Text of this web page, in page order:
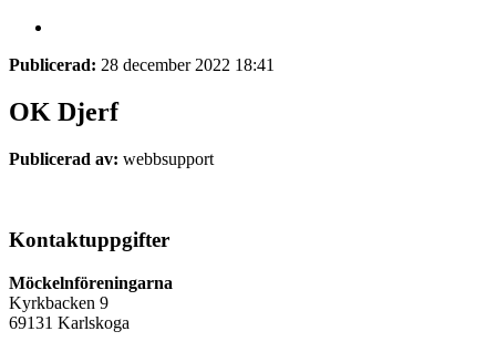
Publicerad: 28 december 2022 18:41
OK Djerf
Publicerad av: webbsupport
Kontaktuppgifter
Möckelnföreningarna
Kyrkbacken 9
69131 Karlskoga